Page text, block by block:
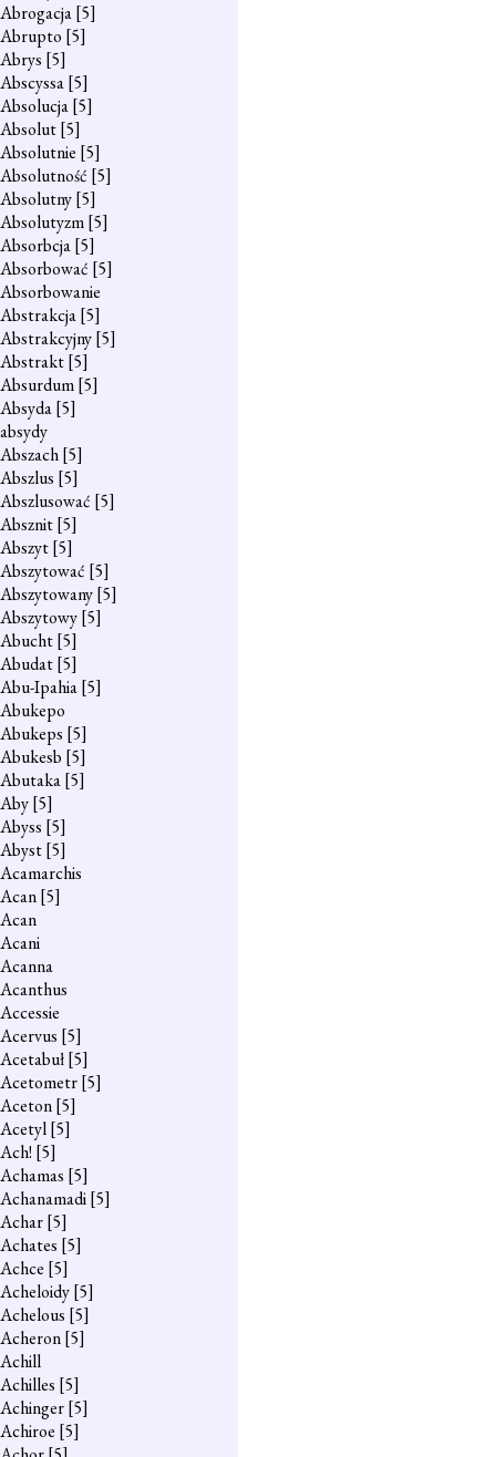
Abrogacja[5]
Abrupto [5]
Abrys [5]
Abscyssa[5]
Absolucja[5]
Absolut[5]
Absolutnie [5]
Absolutność [5]
Absolutny[5]
Absolutyzm[5]
Absorbcja[5]
Absorbować [5]
Absorbowanie
Abstrakcja[5]
Abstrakcyjny[5]
Abstrakt[5]
Absurdum[5]
Absyda[5]
absydy
Abszach[5]
Abszlus [5]
Abszlusować [5]
Absznit[5]
Abszyt[5]
Abszytować [5]
Abszytowany[5]
Abszytowy[5]
Abucht[5]
Abudat[5]
Abu-Ipahia[5]
Abukepo
Abukeps [5]
Abukesb [5]
Abutaka[5]
Aby[5]
Abyss [5]
Abyst[5]
Acamarchis
Acan[5]
Acan
Acani
Acanna
Acanthus
Accessie
Acervus [5]
Acetabuł[5]
Acetometr[5]
Aceton[5]
Acetyl[5]
Ach! [5]
Achamas [5]
Achanamadi[5]
Achar[5]
Achates [5]
Achce [5]
Acheloidy[5]
Achelous [5]
Acheron[5]
Achill
Achilles [5]
Achinger[5]
Achiroe [5]